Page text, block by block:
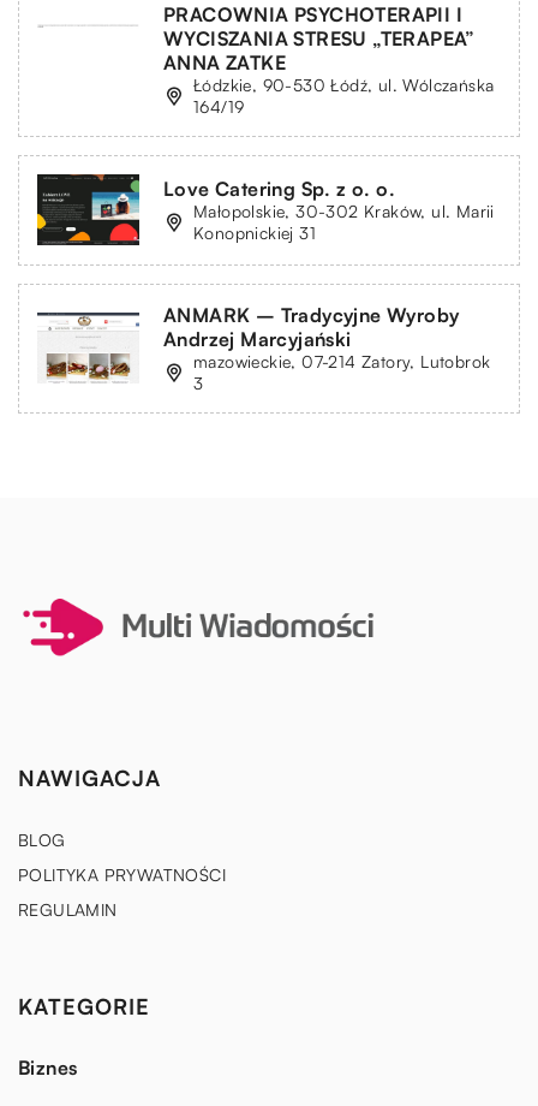
PRACOWNIA PSYCHOTERAPII I
WYCISZANIA STRESU „TERAPEA”
ANNA ZATKE
Łódzkie, 90-530 Łódź, ul. Wólczańska
164/19
Love Catering Sp. z o. o.
Małopolskie, 30-302 Kraków, ul. Marii
Konopnickiej 31
ANMARK – Tradycyjne Wyroby
Andrzej Marcyjański
mazowieckie, 07-214 Zatory, Lutobrok
3
NAWIGACJA
BLOG
POLITYKA PRYWATNOŚCI
REGULAMIN
KATEGORIE
Biznes